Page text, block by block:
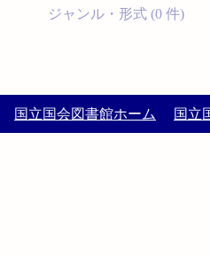
ジャンル・形式 (0 件)
国立国会図書館ホーム 国立